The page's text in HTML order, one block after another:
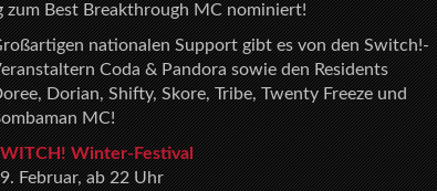
Best Breakthrough MC nominiert!
nationalen Support gibt es von den Switch!-
Coda & Pandora sowie den Residents
Dorian, Shifty, Skore, Tribe, Twenty Freeze und
MC!
Winter-Festival
Februar, ab 22 Uhr